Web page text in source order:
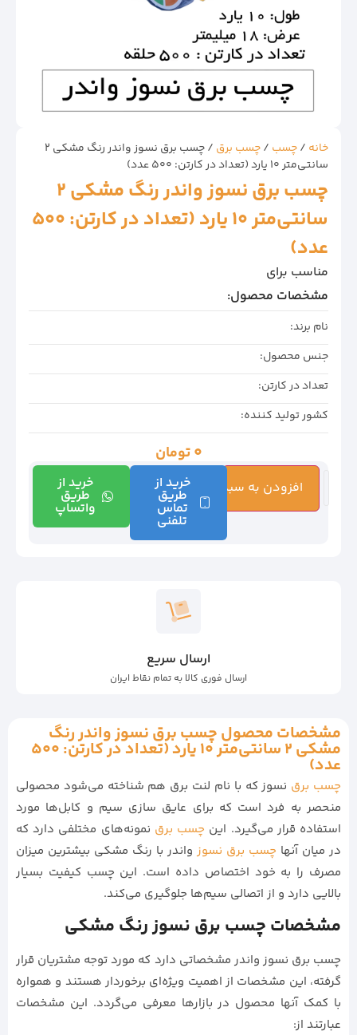
خانه /چسب /چسب برق
/ چسب برق نسوز واندر رنگ مشکی 2
سانتی‌متر 10 یارد (تعداد در کارتن: 500 عدد)
چسب برق نسوز واندر رنگ مشکی 2
سانتی‌متر 10 یارد (تعداد در کارتن: 500
عدد)
مناسب برای
مشخصات محصول:
نام برند:
جنس محصول:
تعداد در کارتن:
کشور تولید کننده:
0تومان
افزودن به سبد خرید خرید از
طریق
تماس
تلفنی
خرید از
طریق
واتساپ
ارسال سریع
ارسال فوری کالا به تمام نقاط ایران
مشخصات محصول چسب برق نسوز واندر رنگ
مشکی 2 سانتی‌متر 10 یارد (تعداد در کارتن: 500
عدد)
چسب برق نسوز که با نام لنت برق هم شناخته می‌شود محصولی
منحصر به فرد است که برای عایق سازی سیم‌ و کابل‌ها مورد
استفاده قرار می‌گیرد. این چسب برق نمونه‌های مختلفی دارد که
در میان آنها چسب برق نسوز واندر با رنگ مشکی بیشترین میزان
مصرف را به خود اختصاص داده است. این چسب کیفیت بسیار
بالایی دارد و از اتصالی سیم‌ها جلوگیری می‌کند.
مشخصات چسب برق نسوز رنگ مشکی
چسب برق نسوز واندر مشخصاتی دارد که مورد توجه مشتریان قرار
گرفته، این مشخصات از اهمیت ویژه‌ای برخوردار هستند و همواره
با کمک آنها محصول در بازارها معرفی می‌گردد. این مشخصات
عبارتند از: